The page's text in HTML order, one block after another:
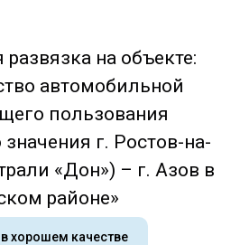
развязка на объекте:
автомобильной
пользования
г. Ростов-на-
«Дон») – г. Азов в
районе»
в хорошем качестве